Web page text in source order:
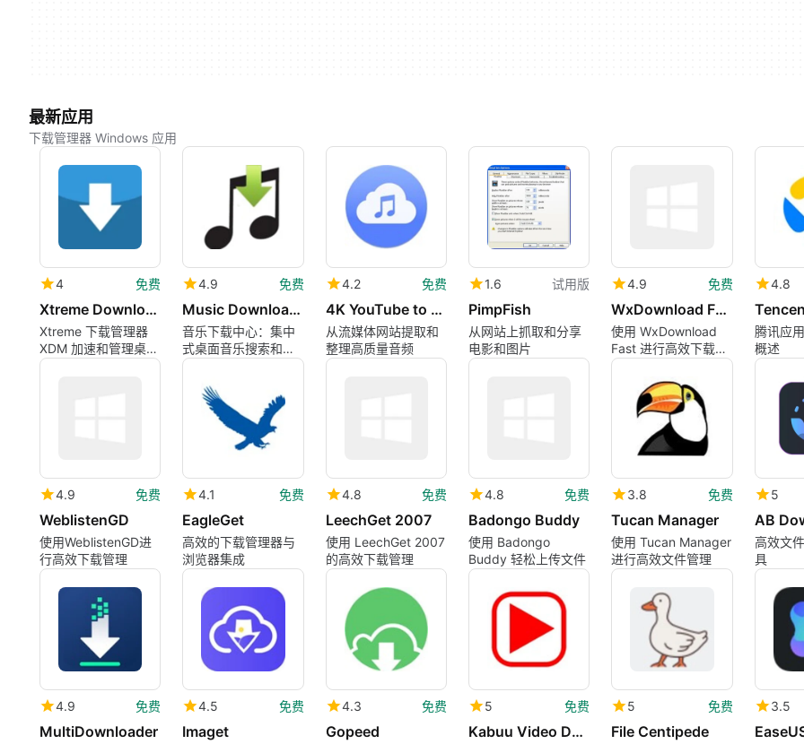
最新应用
下载管理器 Windows 应用
4 免费
Xtreme Download Manager XDM
Xtreme 下载管理器
XDM 加速和管理桌面
下载
4.9 免费
Music Download Center
音乐下载中心：集中
式桌面音乐搜索和下
载管理器
4.2 免费
4K YouTube to MP3
从流媒体网站提取和
整理高质量音频
1.6 试用版
PimpFish
从网站上抓取和分享
电影和图片
4.9 免费
WxDownload Fast
使用 WxDownload
Fast 进行高效下载管
理
4.8
腾讯应
概述
4.9 免费
WeblistenGD
使用WeblistenGD进
行高效下载管理
4.1 免费
EagleGet
高效的下载管理器与
浏览器集成
4.8 免费
LeechGet 2007
使用 LeechGet 2007
的高效下载管理
4.8 免费
Badongo Buddy
使用 Badongo
Buddy 轻松上传文件
3.8 免费
Tucan Manager
使用 Tucan Manager
进行高效文件管理
5
高效文
具
4.9 免费
MultiDownloader
4.5 免费
Imaget
4.3 免费
Gopeed
5 免费
Kabuu Video Downloader
5 免费
File Centipede
3.5